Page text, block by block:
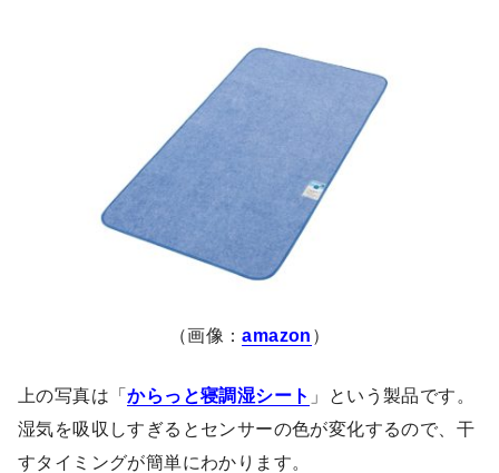
（画像：amazon ）
上の写真は「からっと寝調湿シート 」という製品です。
湿気を吸収しすぎるとセンサーの色が変化するので、干
すタイミングが簡単にわかります。